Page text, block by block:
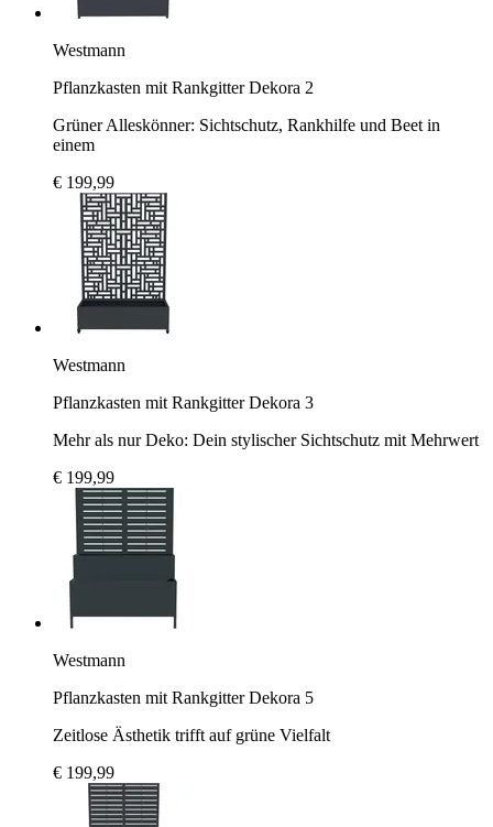
Westmann
Pflanzkasten mit Rankgitter Dekora 2
Grüner Alleskönner: Sichtschutz, Rankhilfe und Beet in
einem
€ 199,99
Westmann
Pflanzkasten mit Rankgitter Dekora 3
Mehr als nur Deko: Dein stylischer Sichtschutz mit Mehrwert
€ 199,99
Westmann
Pflanzkasten mit Rankgitter Dekora 5
Zeitlose Ästhetik trifft auf grüne Vielfalt
€ 199,99